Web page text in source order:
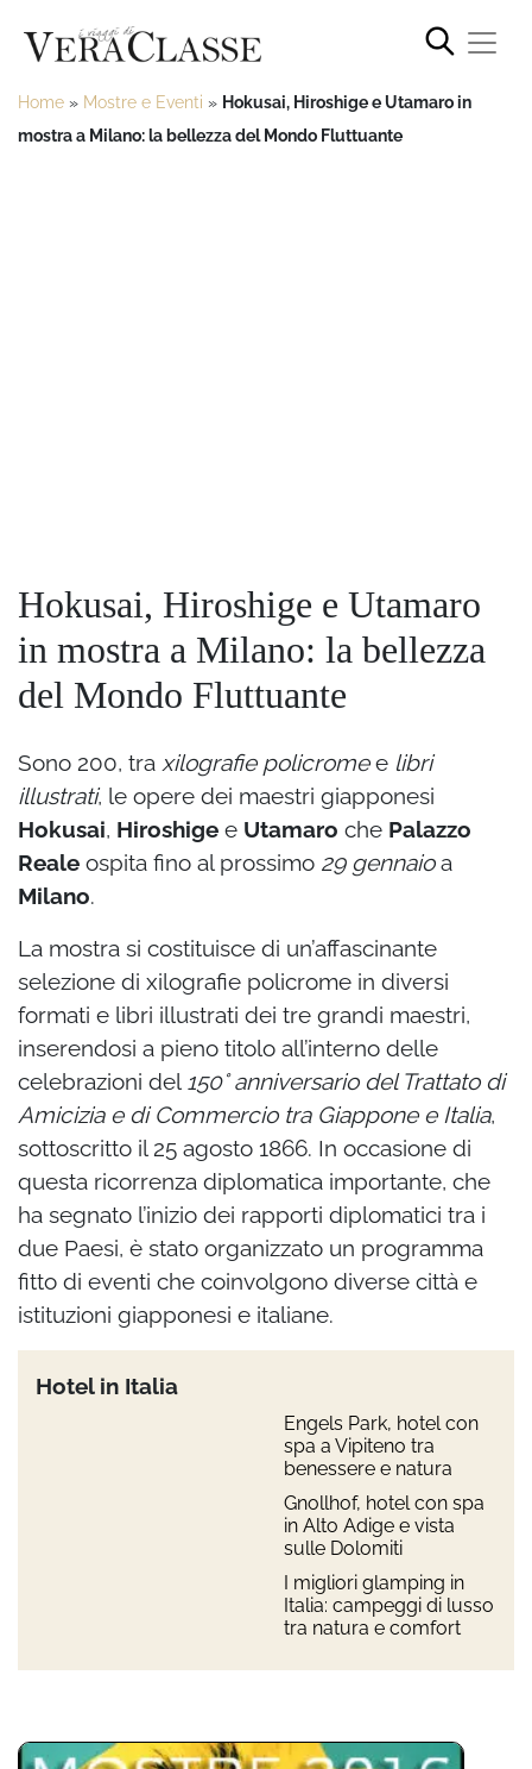
Home » Mostre e Eventi » Hokusai, Hiroshige e Utamaro in
mostra a Milano: la bellezza del Mondo Fluttuante
Hokusai, Hiroshige e Utamaro
in mostra a Milano: la bellezza
del Mondo Fluttuante
Sono 200, tra xilografie policromee libri
illustrati, le opere dei maestri giapponesi
Hokusai, Hiroshige e Utamaro che Palazzo
Reale ospita fino al prossimo 29 gennaioa
Milano.
La mostra si costituisce di un’affascinante
selezione di xilografie policrome in diversi
formati e libri illustrati dei tre grandi maestri,
inserendosi a pieno titolo all’interno delle
celebrazioni del 150° anniversario del Trattato di
Amicizia e di Commercio tra Giappone e Italia,
sottoscritto il 25 agosto 1866. In occasione di
questa ricorrenza diplomatica importante, che
ha segnato l’inizio dei rapporti diplomatici tra i
due Paesi, è stato organizzato un programma
fitto di eventi che coinvolgono diverse città e
istituzioni giapponesi e italiane.
Hotel in Italia
Engels Park, hotel con
spa a Vipiteno tra
benessere e natura
Gnollhof, hotel con spa
in Alto Adige e vista
sulle Dolomiti
I migliori glamping in
Italia: campeggi di lusso
tra natura e comfort